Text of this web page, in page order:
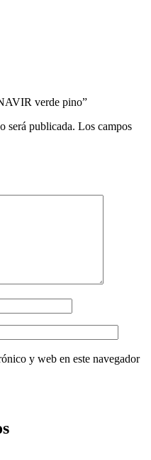
verde pino”
será publicada. Los campos
y web en este navegador